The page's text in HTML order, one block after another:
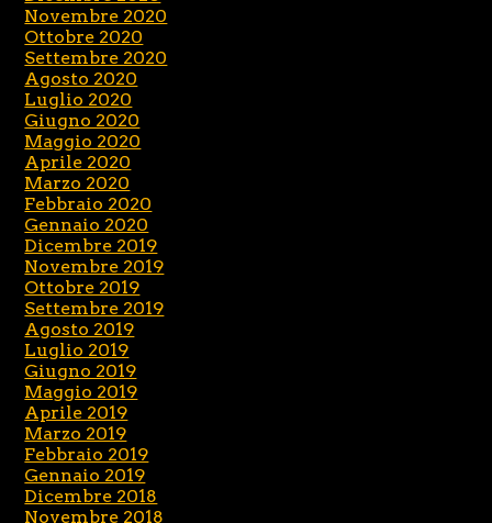
Novembre 2020
Ottobre 2020
Settembre 2020
Agosto 2020
Luglio 2020
Giugno 2020
Maggio 2020
Aprile 2020
Marzo 2020
Febbraio 2020
Gennaio 2020
Dicembre 2019
Novembre 2019
Ottobre 2019
Settembre 2019
Agosto 2019
Luglio 2019
Giugno 2019
Maggio 2019
Aprile 2019
Marzo 2019
Febbraio 2019
Gennaio 2019
Dicembre 2018
Novembre 2018